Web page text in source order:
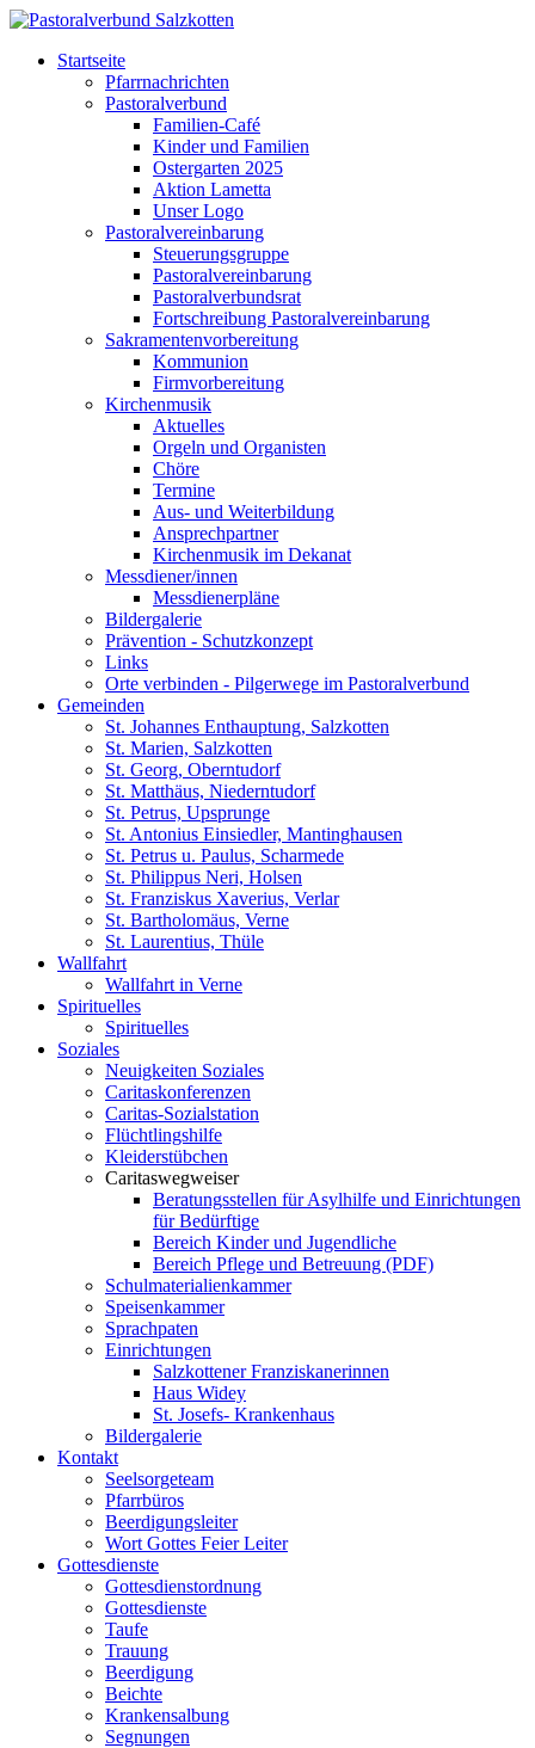
Startseite
Pfarrnachrichten
Pastoralverbund
Familien-Café
Kinder und Familien
Ostergarten 2025
Aktion Lametta
Unser Logo
Pastoralvereinbarung
Steuerungsgruppe
Pastoralvereinbarung
Pastoralverbundsrat
Fortschreibung Pastoralvereinbarung
Sakramentenvorbereitung
Kommunion
Firmvorbereitung
Kirchenmusik
Aktuelles
Orgeln und Organisten
Chöre
Termine
Aus- und Weiterbildung
Ansprechpartner
Kirchenmusik im Dekanat
Messdiener/innen
Messdienerpläne
Bildergalerie
Prävention - Schutzkonzept
Links
Orte verbinden - Pilgerwege im Pastoralverbund
Gemeinden
St. Johannes Enthauptung, Salzkotten
St. Marien, Salzkotten
St. Georg, Oberntudorf
St. Matthäus, Niederntudorf
St. Petrus, Upsprunge
St. Antonius Einsiedler, Mantinghausen
St. Petrus u. Paulus, Scharmede
St. Philippus Neri, Holsen
St. Franziskus Xaverius, Verlar
St. Bartholomäus, Verne
St. Laurentius, Thüle
Wallfahrt
Wallfahrt in Verne
Spirituelles
Spirituelles
Soziales
Neuigkeiten Soziales
Caritaskonferenzen
Caritas-Sozialstation
Flüchtlingshilfe
Kleiderstübchen
Caritaswegweiser
Beratungsstellen für Asylhilfe und Einrichtungen
für Bedürftige
Bereich Kinder und Jugendliche
Bereich Pflege und Betreuung (PDF)
Schulmaterialienkammer
Speisenkammer
Sprachpaten
Einrichtungen
Salzkottener Franziskanerinnen
Haus Widey
St. Josefs- Krankenhaus
Bildergalerie
Kontakt
Seelsorgeteam
Pfarrbüros
Beerdigungsleiter
Wort Gottes Feier Leiter
Gottesdienste
Gottesdienstordnung
Gottesdienste
Taufe
Trauung
Beerdigung
Beichte
Krankensalbung
Segnungen